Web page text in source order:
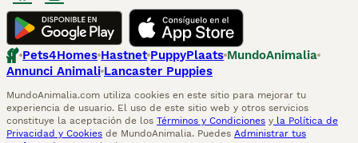
Pets4Homes Hastnet PuppyPlaats MundoAnimalia
Annunci Animali Lancaster Puppies
MundoAnimalia.com utiliza cookies en este sitio para mejorar tu
experiencia de usuario. El uso de este sitio web y otros servicios
constituye la aceptación de los Términos y Condiciones y la Política de
Privacidad y Cookies de MundoAnimalia. Puedes Administrar tus